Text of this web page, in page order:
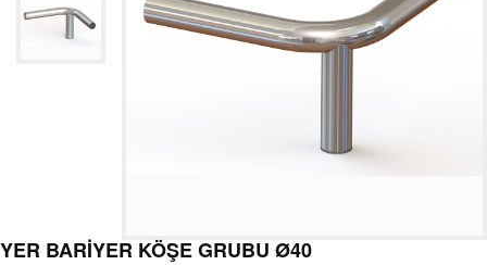
YER BARİYER KÖŞE GRUBU Ø40